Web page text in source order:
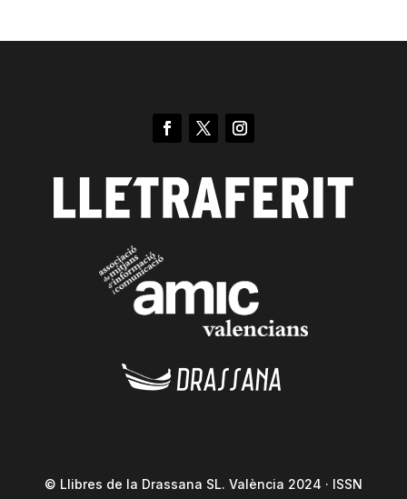
© Llibres de la Drassana SL. València 2024 · ISSN